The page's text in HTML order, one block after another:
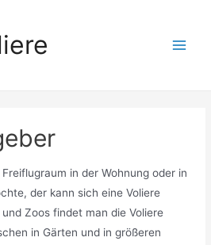
in der Wohnung oder in
der kann sich eine Voliere
Zoos findet man die Voliere
in Gärten und in größeren